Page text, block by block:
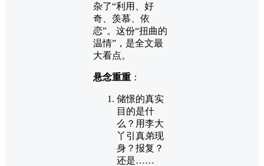
杂了“利用、好
奇、羡慕、依
恋”。这份“扭曲的
温情”，是全文最
大看点。
悬念重重 ：
储憬的真实
目的是什
么？用李大
丫引真弟现
身？报复？
还是……